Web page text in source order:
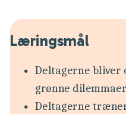
Læringsmål
Deltagerne bliver
grønne
Deltagerne